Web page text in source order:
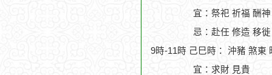
宜：祭祀 祈福 酬
忌：赴任 修造 移
9時-11時 己巳時： 沖豬 煞東
宜：求財 見貴